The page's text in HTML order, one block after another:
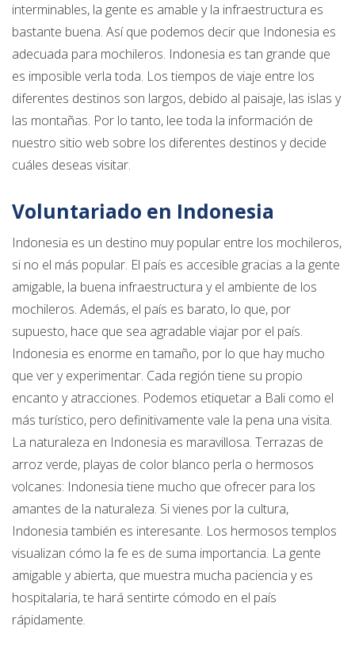
interminables, la gente es amable y la infraestructura es
bastante buena. Así que podemos decir que Indonesia es
adecuada para mochileros. Indonesia es tan grande que
es imposible verla toda. Los tiempos de viaje entre los
diferentes destinos son largos, debido al paisaje, las islas y
las montañas. Por lo tanto, lee toda la información de
nuestro sitio web sobre los diferentes destinos y decide
cuáles deseas visitar.
Voluntariado en Indonesia
Indonesia es un destino muy popular entre los mochileros,
si no el más popular. El país es accesible gracias a la gente
amigable, la buena infraestructura y el ambiente de los
mochileros. Además, el país es barato, lo que, por
supuesto, hace que sea agradable viajar por el país.
Indonesia es enorme en tamaño, por lo que hay mucho
que ver y experimentar. Cada región tiene su propio
encanto y atracciones. Podemos etiquetar a Bali como el
más turístico, pero definitivamente vale la pena una visita.
La naturaleza en Indonesia es maravillosa. Terrazas de
arroz verde, playas de color blanco perla o hermosos
volcanes: Indonesia tiene mucho que ofrecer para los
amantes de la naturaleza. Si vienes por la cultura,
Indonesia también es interesante. Los hermosos templos
visualizan cómo la fe es de suma importancia. La gente
amigable y abierta, que muestra mucha paciencia y es
hospitalaria, te hará sentirte cómodo en el país
rápidamente.